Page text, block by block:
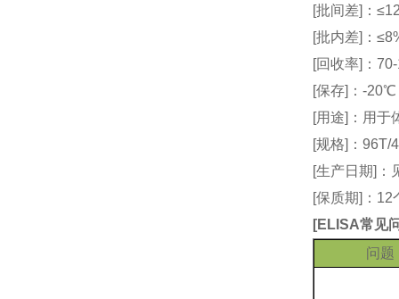
[批间差]：
[批内差]：
[回收率]：
[保存]：-
[用途]：用于
[规格]：96T/
[生产日期]：
[保质期]：
[ELISA常见
问题